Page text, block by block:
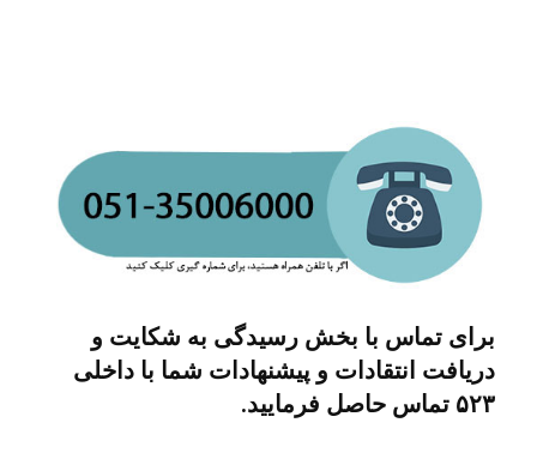
برای تماس با بخش رسیدگی به شکایت و
دریافت انتقادات و پیشنهادات شما با داخلی
۵۲۳ تماس حاصل فرمایید.